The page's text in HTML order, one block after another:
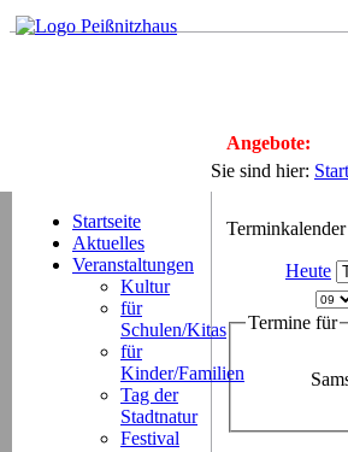
Angebote:
Sie sind hier:
Startseite
Aktuelles
Veranstaltungen
Kultur
für
Schulen/Kitas
für
Kinder/Familien
Tag der
Stadtnatur
Festival
Terminkalender
Heute
Termine für